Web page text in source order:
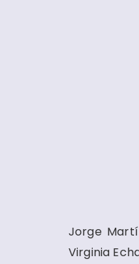
Jorge
Virginia